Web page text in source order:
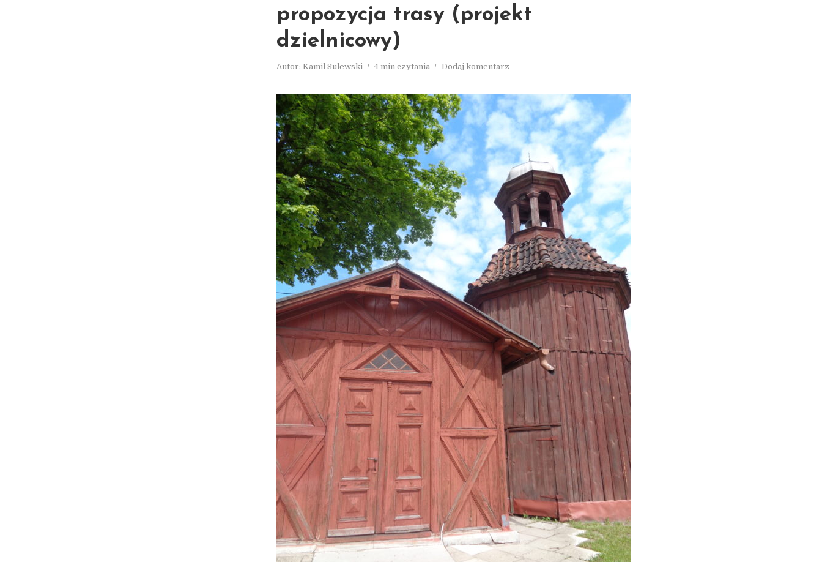
propozycja trasy (projekt
dzielnicowy)
Autor: Kamil Sulewski 4 min czytania Dodaj komentarz